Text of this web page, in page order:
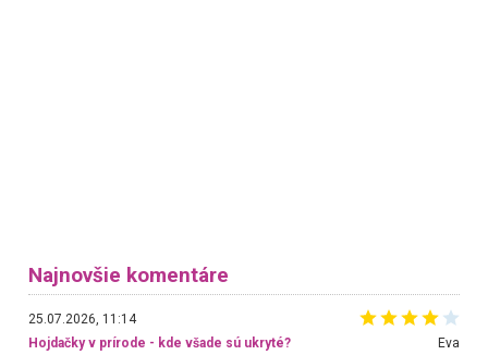
Najnovšie komentáre
25.07.2026, 11:14
Hojdačky v prírode - kde všade sú ukryté?
Eva